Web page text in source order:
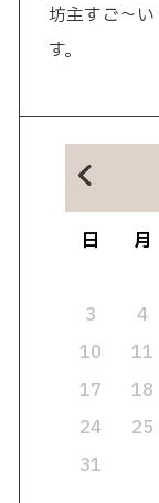
坊主すご～
す。
日
月
3
4
10
11
17
18
24
25
31